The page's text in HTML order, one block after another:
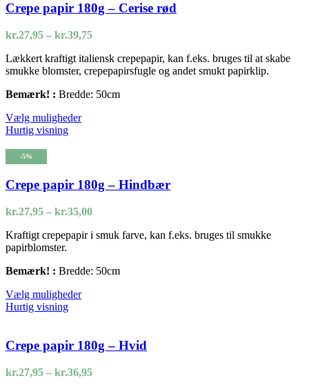
Crepe papir 180g – Cerise rød
kr.27,95 – kr.39,75Prisinterval:
til
kr.39,75
Lækkert kraftigt italiensk crepepapir, kan f.eks. bruges til at skabe
smukke blomster, crepepapirsfugle og andet smukt papirklip.
Bemærk! : Bredde: 50cm
Vælg mulighederDette
Mulighederne
kan
på
varesiden
Hurtig visning
-5%
Crepe papir 180g – Hindbær
kr.27,95 – kr.35,00Prisinterval:
til
Kraftigt crepepapir i smuk farve, kan f.eks. bruges til smukke
papirblomster.
Bemærk! : Bredde: 50cm
Vælg mulighederDette
varianter.
Mulighederne
kan
Hurtig visning
Crepe papir 180g – Hvid
kr.27,95 – kr.36,95Prisinterval: